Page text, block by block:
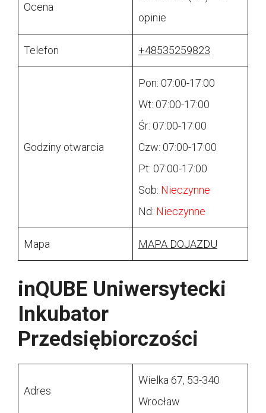
Ocena
opinie
Telefon +48535259823
Godziny otwarcia
Pon: 07:00-17:00
Wt: 07:00-17:00
Śr: 07:00-17:00
Czw: 07:00-17:00
Pt: 07:00-17:00
Sob: Nieczynne
Nd: Nieczynne
Mapa MAPA DOJAZDU
inQUBE Uniwersytecki
Inkubator
Przedsiębiorczości
Adres
Wielka 67, 53-340
Wrocław